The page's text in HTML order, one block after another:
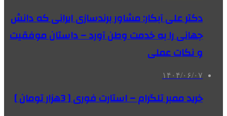
دکتر علی آبکار: مشاور برندسازی ایرانی که دانش
جهانی را به خدمت وطن آورد – داستان موفقیت
و نکات عملی
۱۴۰۴/۰۶/۰۷
خرید ممبر تلگرام – استارت فوری [ 3هزار تومان ]